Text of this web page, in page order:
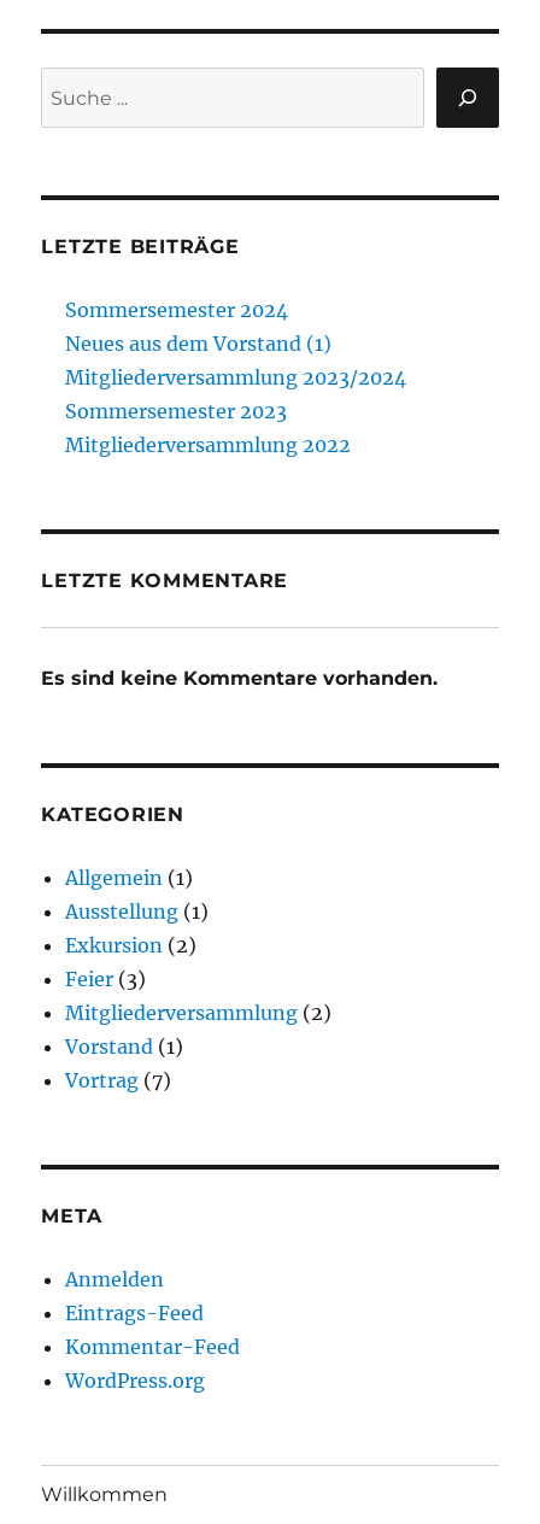
LETZTE BEITRÄGE
Sommersemester 2024
Neues aus dem Vorstand (1)
Mitgliederversammlung 2023/2024
Sommersemester 2023
Mitgliederversammlung 2022
LETZTE KOMMENTARE
Es sind keine Kommentare vorhanden.
KATEGORIEN
Allgemein (1)
Ausstellung (1)
Exkursion (2)
Feier (3)
Mitgliederversammlung (2)
Vorstand (1)
Vortrag (7)
META
Anmelden
Eintrags-Feed
Kommentar-Feed
WordPress.org
Willkommen